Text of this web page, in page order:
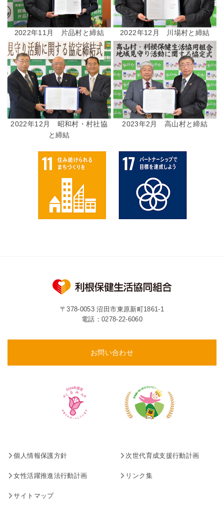
2022年11月 片品村と締結 2022年12月 川場村と締結
2022年12月 昭和村・村社協
と締結
2023年2月 高山村と締結
〒378-0053 沼田市東原新町1861-1
電話： 0278-22-6060
お問い合わせ
個人情報保護方針 次世代育成支援行動計画
女性活躍推進法行動計画 リンク集
サイトマップ